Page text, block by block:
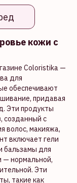
кожи с
Coloristika —
для
обеспечивают
придавая
Эти продукты
созданный с
волос, макияжа,
включает гели
бальзамы для
— нормальной,
Эти
такие как